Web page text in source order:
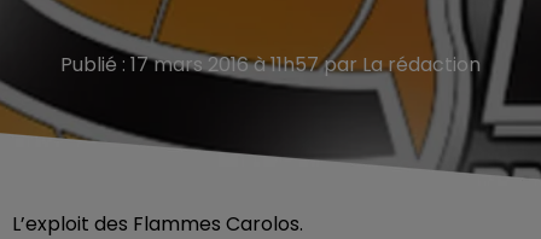
Publié : 17 mars 2016 à 11h57 par La rédaction
L’exploit des Flammes Carolos.